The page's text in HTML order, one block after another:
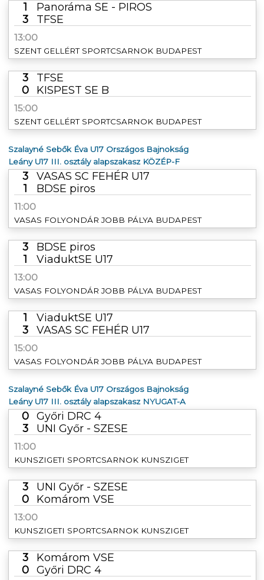
1
Panoráma SE - PIROS
3
TFSE
13:00
SZENT GELLÉRT SPORTCSARNOK BUDAPEST
3
TFSE
0
KISPEST SE B
15:00
SZENT GELLÉRT SPORTCSARNOK BUDAPEST
Szalayné Sebők Éva U17 Országos Bajnokság
Leány U17 III. osztály alapszakasz KÖZÉP-F
3
VASAS SC FEHÉR U17
1
BDSE piros
11:00
VASAS FOLYONDÁR JOBB PÁLYA BUDAPEST
3
BDSE piros
1
ViaduktSE U17
13:00
VASAS FOLYONDÁR JOBB PÁLYA BUDAPEST
1
ViaduktSE U17
3
VASAS SC FEHÉR U17
15:00
VASAS FOLYONDÁR JOBB PÁLYA BUDAPEST
Szalayné Sebők Éva U17 Országos Bajnokság
Leány U17 III. osztály alapszakasz NYUGAT-A
0
Győri DRC 4
3
UNI Győr - SZESE
11:00
KUNSZIGETI SPORTCSARNOK KUNSZIGET
3
UNI Győr - SZESE
0
Komárom VSE
13:00
KUNSZIGETI SPORTCSARNOK KUNSZIGET
3
Komárom VSE
0
Győri DRC 4